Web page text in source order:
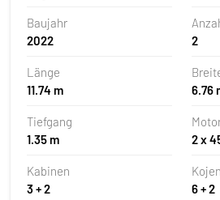
Baujahr
2022
2
Länge
11.74 m
6.76
Tiefgang
1.35 m
2 x
Kabinen
3 + 2
Kojen
6 + 2